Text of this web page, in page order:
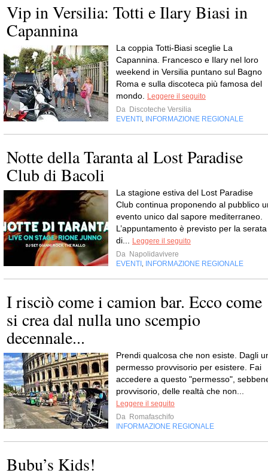
Vip in Versilia: Totti e Ilary Biasi in
Capannina
La coppia Totti-Biasi sceglie La
Capannina. Francesco e Ilary nel loro
weekend in Versilia puntano sul Bagno
Roma e sulla discoteca più famosa del
mondo.
Leggere il seguito
Da Discoteche Versilia
EVENTI
INFORMAZIONE REGIONALE
Notte della Taranta al Lost Paradise
Club di Bacoli
La stagione estiva del Lost Paradise
Club continua proponendo al pubblico
evento unico dal sapore mediterraneo.
L’appuntamento è previsto per la serata
di...
Leggere il seguito
Da Napolidavivere
EVENTI
INFORMAZIONE REGIONALE
I risciò come i camion bar. Ecco come
si crea dal nulla uno scempio
decennale...
Prendi qualcosa che non esiste. Dagli
permesso provvisorio per esistere. Fai
accedere a questo "permesso",
provvisorio, delle realtà che non...
Leggere il seguito
Da Romafaschifo
INFORMAZIONE REGIONALE
Bubu’s Kids!